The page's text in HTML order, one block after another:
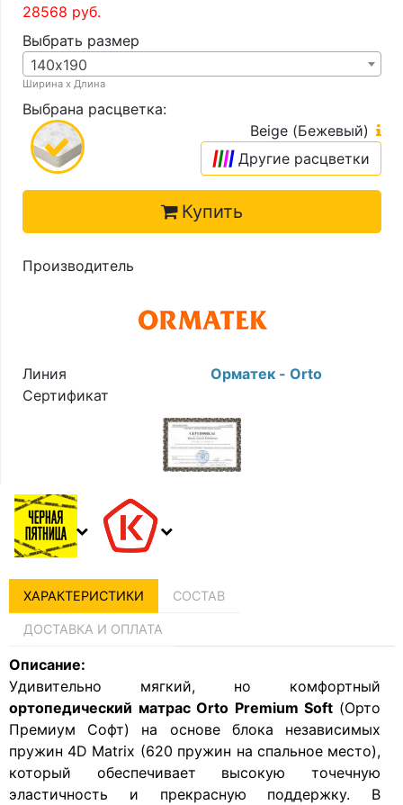
28568 руб.
Выбрать размер
140х190
Ширина х Длина
Выбрана расцветка:
Beige (Бежевый)
|||| Другие расцветки
Купить
Производитель
Линия
Орматек - Orto
Сертификат
ХАРАКТЕРИСТИКИ СОСТАВ
ДОСТАВКА И ОПЛАТА
Описание:
Удивительно мягкий, но комфортный
ортопедический матрас Orto Premium Soft (Орто
Премиум Софт) на основе блока независимых
пружин 4D Matrix (620 пружин на спальное место),
который обеспечивает высокую точечную
эластичность и прекрасную поддержку. В